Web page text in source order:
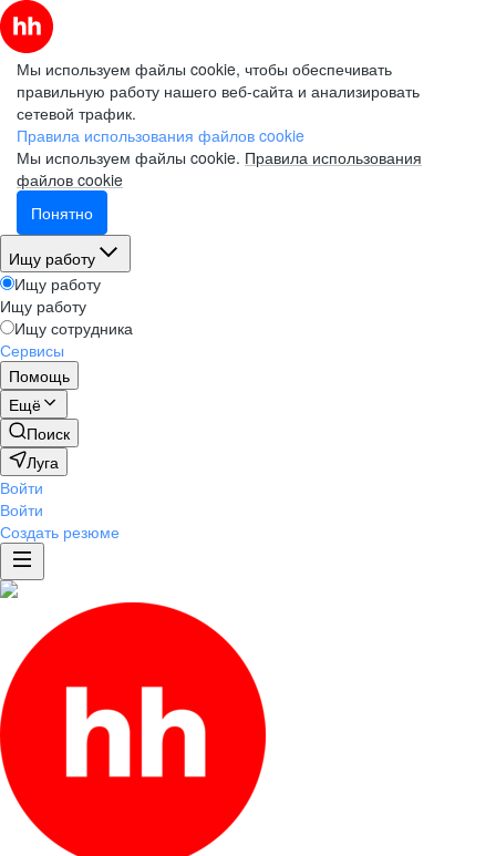
Мы используем файлы cookie, чтобы обеспечивать
правильную работу нашего веб-сайта и анализировать
сетевой трафик.
Правила использования файлов cookie
Мы используем файлы cookie. Правила использования
файлов cookie
Понятно
Ищу работу
Ищу работу
Ищу работу
Ищу сотрудника
Сервисы
Помощь
Ещё
Поиск
Луга
Войти
Войти
Создать резюме